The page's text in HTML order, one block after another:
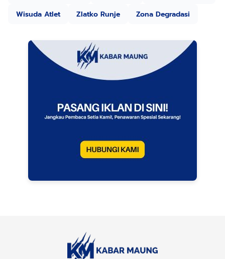
Wisuda Atlet
Zlatko Runje Zona Degradasi